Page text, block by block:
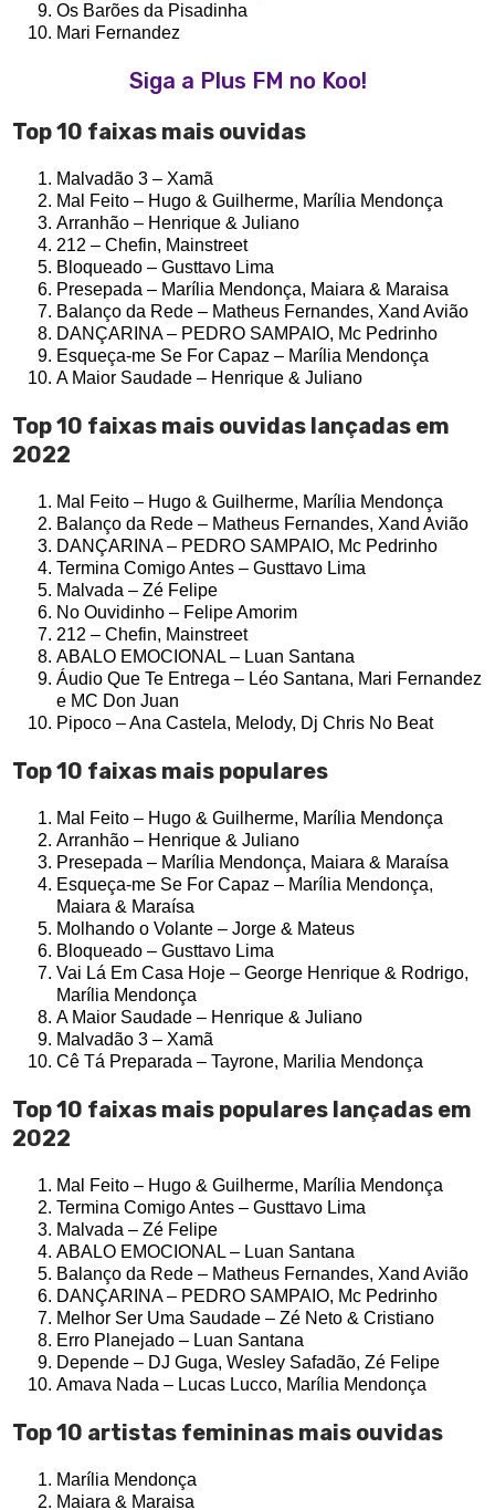
Os Barões da Pisadinha
Mari Fernandez
Siga a Plus FM no Koo!
Top 10 faixas mais ouvidas
Malvadão 3 – Xamã
Mal Feito – Hugo & Guilherme, Marília Mendonça
Arranhão – Henrique & Juliano
212 – Chefin, Mainstreet
Bloqueado – Gusttavo Lima
Presepada – Marília Mendonça, Maiara & Maraisa
Balanço da Rede – Matheus Fernandes, Xand Avião
DANÇARINA – PEDRO SAMPAIO, Mc Pedrinho
Esqueça-me Se For Capaz – Marília Mendonça
A Maior Saudade – Henrique & Juliano
Top 10 faixas mais ouvidas lançadas em
2022
Mal Feito – Hugo & Guilherme, Marília Mendonça
Balanço da Rede – Matheus Fernandes, Xand Avião
DANÇARINA – PEDRO SAMPAIO, Mc Pedrinho
Termina Comigo Antes – Gusttavo Lima
Malvada – Zé Felipe
No Ouvidinho – Felipe Amorim
212 – Chefin, Mainstreet
ABALO EMOCIONAL – Luan Santana
Áudio Que Te Entrega – Léo Santana, Mari Fernandez
e MC Don Juan
Pipoco – Ana Castela, Melody, Dj Chris No Beat
Top 10 faixas mais populares
Mal Feito – Hugo & Guilherme, Marília Mendonça
Arranhão – Henrique & Juliano
Presepada – Marília Mendonça, Maiara & Maraísa
Esqueça-me Se For Capaz – Marília Mendonça,
Maiara & Maraísa
Molhando o Volante – Jorge & Mateus
Bloqueado – Gusttavo Lima
Vai Lá Em Casa Hoje – George Henrique & Rodrigo,
Marília Mendonça
A Maior Saudade – Henrique & Juliano
Malvadão 3 – Xamã
Cê Tá Preparada – Tayrone, Marilia Mendonça
Top 10 faixas mais populares lançadas em
2022
Mal Feito – Hugo & Guilherme, Marília Mendonça
Termina Comigo Antes – Gusttavo Lima
Malvada – Zé Felipe
ABALO EMOCIONAL – Luan Santana
Balanço da Rede – Matheus Fernandes, Xand Avião
DANÇARINA – PEDRO SAMPAIO, Mc Pedrinho
Melhor Ser Uma Saudade – Zé Neto & Cristiano
Erro Planejado – Luan Santana
Depende – DJ Guga, Wesley Safadão, Zé Felipe
Amava Nada – Lucas Lucco, Marília Mendonça
Top 10 artistas femininas mais ouvidas
Marília Mendonça
Maiara & Maraisa